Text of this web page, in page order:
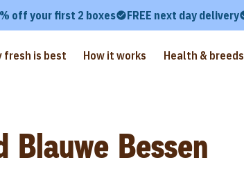
off your first 2 boxes FREE next day delivery
fresh is best How it works Health & breeds
Blauwe Bessen